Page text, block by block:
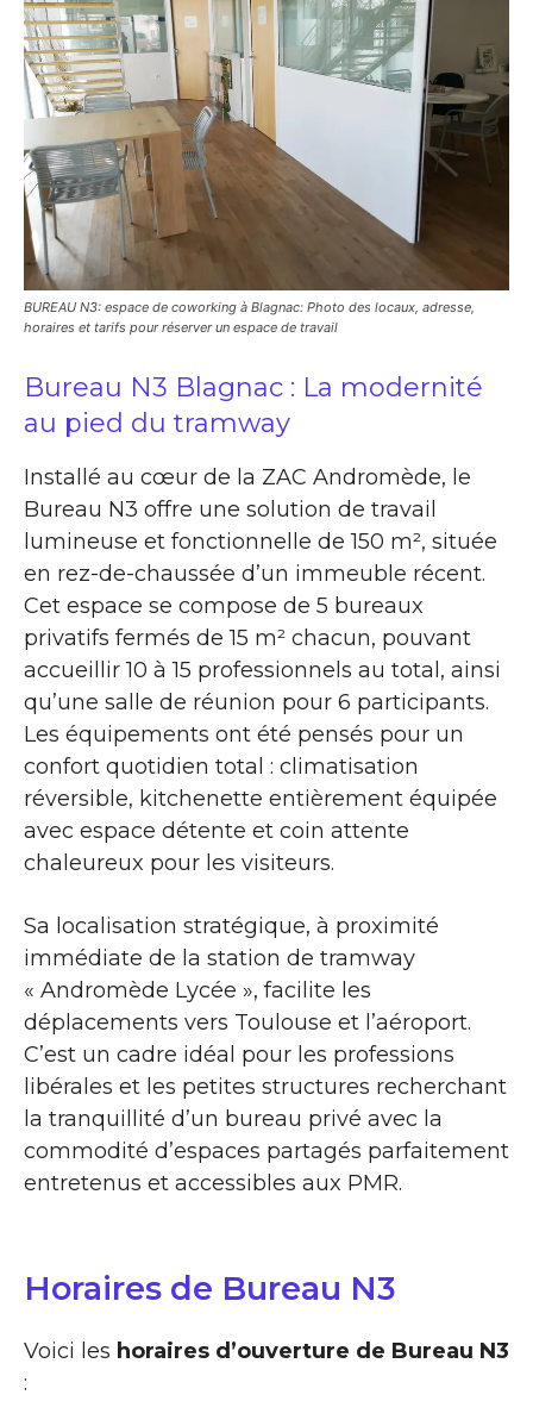
BUREAU N3: espace de coworking à Blagnac: Photo des locaux, adresse,
horaires et tarifs pour réserver un espace de travail
Bureau N3 Blagnac : La modernité
au pied du tramway
Installé au cœur de la ZAC Andromède, le
Bureau N3 offre une solution de travail
lumineuse et fonctionnelle de 150 m², située
en rez-de-chaussée d’un immeuble récent.
Cet espace se compose de 5 bureaux
privatifs fermés de 15 m² chacun, pouvant
accueillir 10 à 15 professionnels au total, ainsi
qu’une salle de réunion pour 6 participants.
Les équipements ont été pensés pour un
confort quotidien total : climatisation
réversible, kitchenette entièrement équipée
avec espace détente et coin attente
chaleureux pour les visiteurs.
Sa localisation stratégique, à proximité
immédiate de la station de tramway
« Andromède Lycée », facilite les
déplacements vers Toulouse et l’aéroport.
C’est un cadre idéal pour les professions
libérales et les petites structures recherchant
la tranquillité d’un bureau privé avec la
commodité d’espaces partagés parfaitement
entretenus et accessibles aux PMR.
Horaires de Bureau N3
Voici les horaires d’ouverture de Bureau N3
: